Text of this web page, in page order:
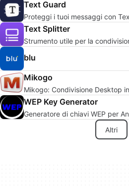
Text Guard
Proteggi i tuoi messaggi con
Text Splitter
Strumento utile per la
blu
Mikogo
Mikogo: Condivisione Desktop
WEP Key Generator
Generatore di chiavi WEP per
Altri